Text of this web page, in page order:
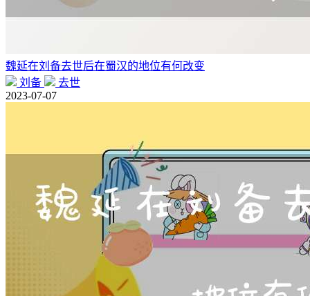
魏延在刘备去世后在蜀汉的地位有何改变
刘备
去世
2023-07-07